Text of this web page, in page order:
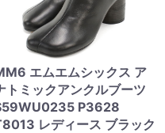
エムエムシックス ア
トミックアンクルブーツ
P3628
レディース ブラック